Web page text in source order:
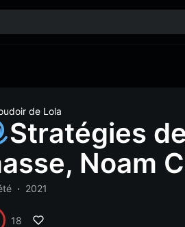
de Lola
Stratégies
Noam
2021
18